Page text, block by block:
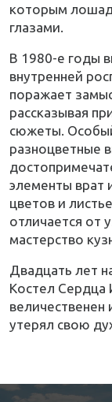
которым
глазами.
В 1980-е годы
внутренней
поражает
рассказывая
сюжеты.
разноцветные
элементы врат
цветов и
отличается от
мастерство
Двадцать лет
Костел Сердца
величественен
утерял свою